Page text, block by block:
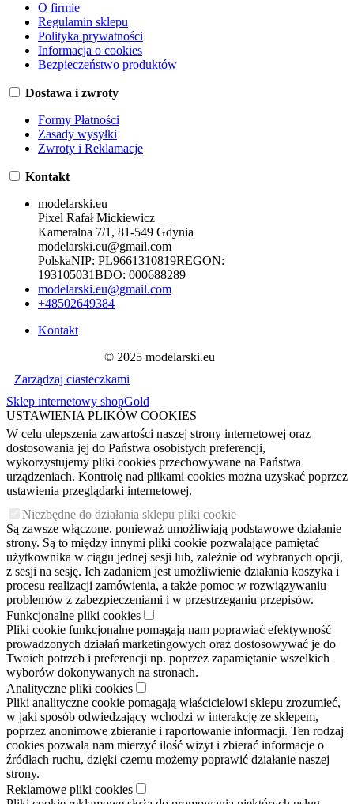
O firmie
Regulamin sklepu
Polityka prywatności
Informacja o cookies
Bezpieczeństwo produktów
Dostawa i zwroty
Formy Płatności
Zasady wysyłki
Zwroty i Reklamacje
Kontakt
modelarski.eu
Pixel Rafał Mickiewicz
Kameralna 7/1, 81-549 Gdynia
modelarski.eu@gmail.com
PolskaNIP: PL9661310819REGON:
193105031BDO: 000688289
modelarski.eu@gmail.com
+48502649384
Kontakt
© 2025 modelarski.eu
Zarządzaj ciasteczkami
Sklep internetowy shopGold
USTAWIENIA PLIKÓW COOKIES
W celu ulepszenia zawartości naszej strony internetowej oraz
dostosowania jej do Państwa osobistych preferencji,
wykorzystujemy pliki cookies przechowywane na Państwa
urządzeniach. Kontrolę nad plikami cookies można uzyskać poprzez
ustawienia przeglądarki internetowej.
Niezbędne do działania sklepu pliki cookie
Są zawsze włączone, ponieważ umożliwiają podstawowe działanie
strony. Są to między innymi pliki cookie pozwalające pamiętać
użytkownika w ciągu jednej sesji lub, zależnie od wybranych opcji,
z sesji na sesję. Ich zadaniem jest umożliwienie działania koszyka i
procesu realizacji zamówienia, a także pomoc w rozwiązywaniu
problemów z zabezpieczeniami i w przestrzeganiu przepisów.
Funkcjonalne pliki cookies
Pliki cookie funkcjonalne pomagają nam poprawiać efektywność
prowadzonych działań marketingowych oraz dostosowywać je do
Twoich potrzeb i preferencji np. poprzez zapamiętanie wszelkich
wyborów dokonywanych na stronach.
Analityczne pliki cookies
Pliki analityczne cookie pomagają właścicielowi sklepu zrozumieć,
w jaki sposób odwiedzający wchodzi w interakcję ze sklepem,
poprzez anonimowe zbieranie i raportowanie informacji. Ten rodzaj
cookies pozwala nam mierzyć ilość wizyt i zbierać informacje o
źródłach ruchu, dzięki czemu możemy poprawić działanie naszej
strony.
Reklamowe pliki cookies